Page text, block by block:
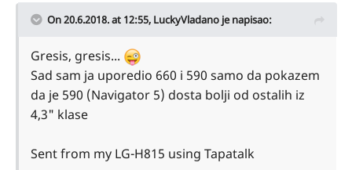
On 20.6.2018. at 12:55, LuckyVladano je napisao:
Gresis, gresis...
Sad sam ja uporedio 660 i 590 samo da pokazem
da je 590 (Navigator 5) dosta bolji od ostalih iz
4,3" klase
Sent from my LG-H815 using Tapatalk